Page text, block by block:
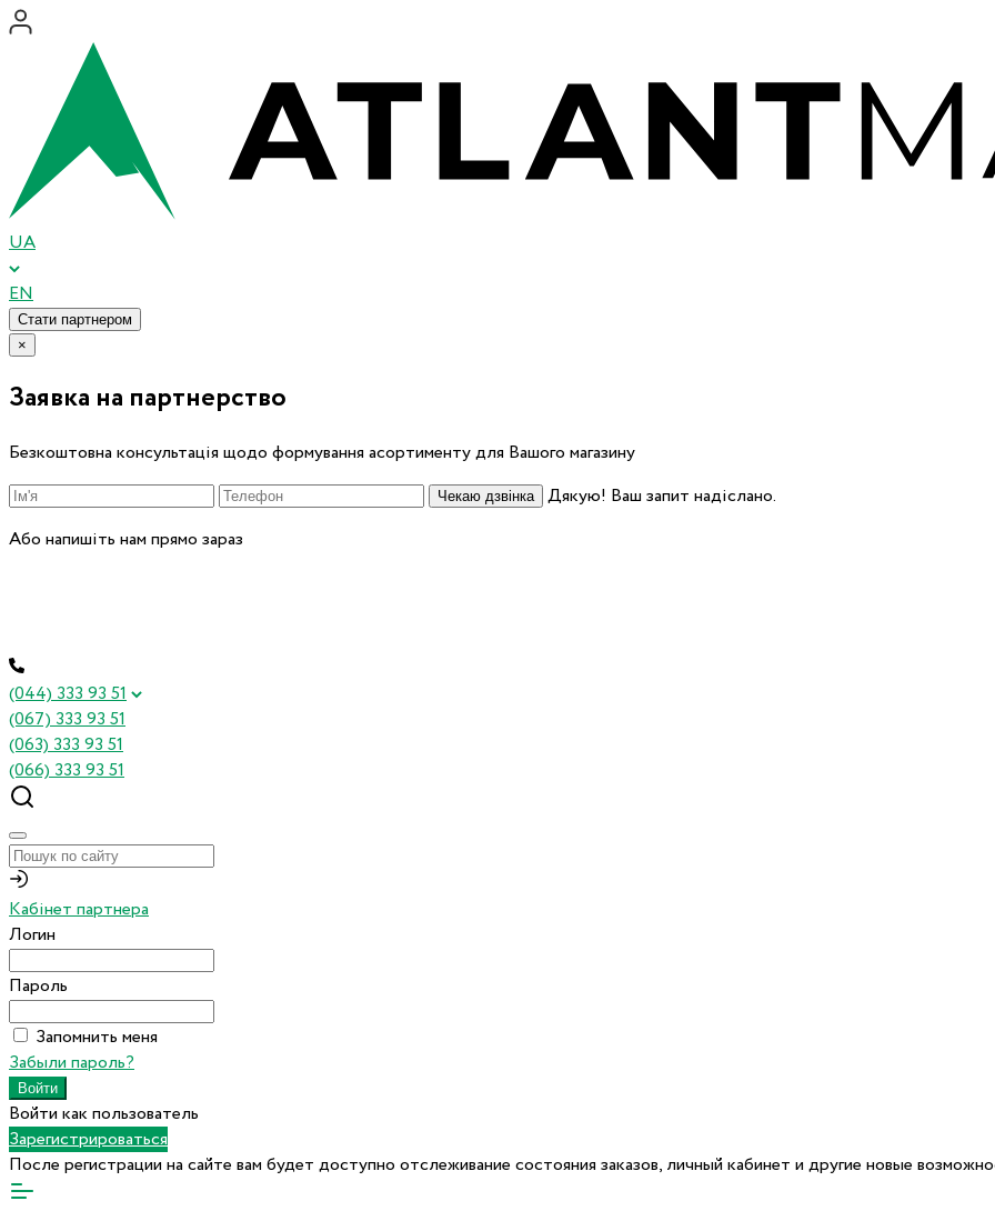
UA
EN
Стати партнером
×
Заявка на партнерство
Безкоштовна консультація щодо формування асортименту для Вашого магазину
Чекаю дзвінка
Дякую! Ваш запит надіслано.
Або напишіть нам прямо зараз
(044) 333 93 51
(067) 333 93 51
(063) 333 93 51
(066) 333 93 51
Кабінет партнера
Логин
Пароль
Запомнить меня
Забыли пароль?
Войти как пользователь
Зарегистрироваться
После регистрации на сайте вам будет доступно отслеживание состояния заказов, личный кабинет и другие новые